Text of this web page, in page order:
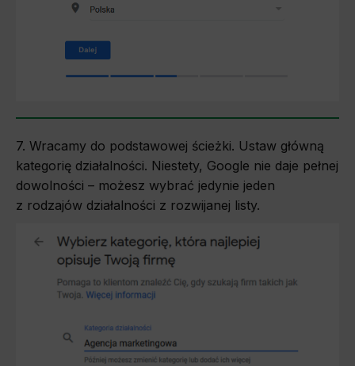
7. Wracamy do podstawowej ścieżki. Ustaw główną
kategorię działalności. Niestety, Google nie daje pełnej
dowolności – możesz wybrać jedynie jeden
z rodzajów działalności z rozwijanej listy.